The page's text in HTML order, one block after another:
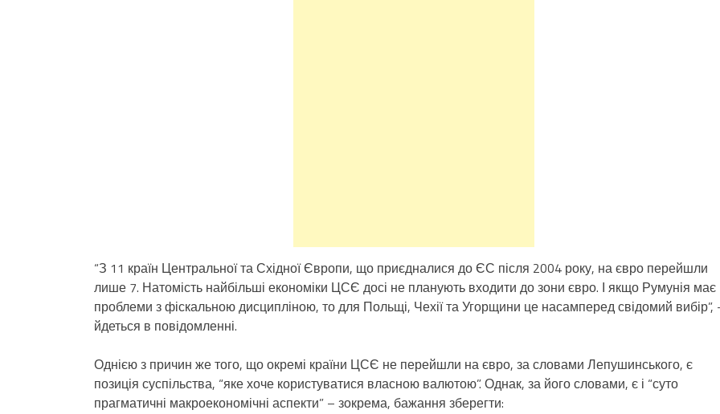
“З 11 країн Центральної та Східної Європи, що приєдналися до ЄС після 2004 року, на євро перейшли
лише 7. Натомість найбільші економіки ЦСЄ досі не планують входити до зони євро. І якщо Румунія має
проблеми з фіскальною дисципліною, то для Польщі, Чехії та Угорщини це насамперед свідомий вибір”,
йдеться в повідомленні.
Однією з причин же того, що окремі країни ЦСЄ не перейшли на євро, за словами Лепушинського, є
позиція суспільства, “яке хоче користуватися власною валютою”. Однак, за його словами, є і “суто
прагматичні макроекономічні аспекти” – зокрема, бажання зберегти: